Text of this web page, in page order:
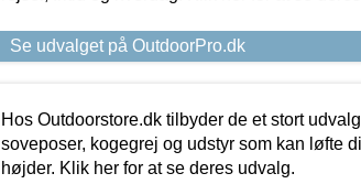
Se udvalget på OutdoorPro.dk
Hos Outdoorstore.dk tilbyder de et stort
soveposer, kogegrej og udstyr som kan løfte
højder. Klik her for at se deres udvalg.